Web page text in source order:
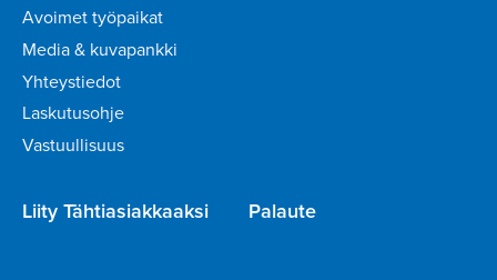
Avoimet työpaikat
Media & kuvapankki
Yhteystiedot
Laskutusohje
Vastuullisuus
Liity Tähtiasiakkaaksi Palaute